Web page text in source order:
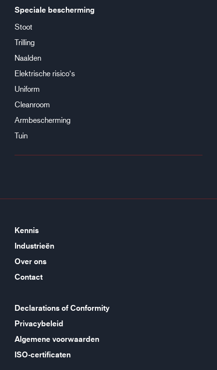
Speciale bescherming
Stoot
Trilling
Naalden
Elektrische risico‘s
Uniform
Cleanroom
Armbescherming
Tuin
Kennis
Industrieën
Over ons
Contact
Declarations of Conformity
Privacybeleid
Algemene voorwaarden
ISO-certificaten